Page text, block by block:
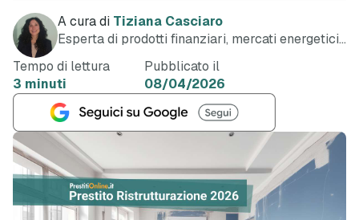
A cura di Tiziana Casciaro
Esperta di prodotti finanziari, mercati energetici
Tempo di lettura
3 minuti
Pubblicato il
08/04/2026